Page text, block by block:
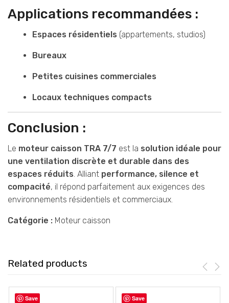
Applications recommandées :
Espaces résidentiels (appartements, studios)
Bureaux
Petites cuisines commerciales
Locaux techniques compacts
Conclusion :
Le moteur caisson TRA 7/7 est la solution idéale pour
une ventilation discrète et durable dans des
espaces réduits . Alliant performance, silence et
compacité, il répond parfaitement aux exigences des
environnements résidentiels et commerciaux.
Catégorie : Moteur caisson
Related products
Save Save